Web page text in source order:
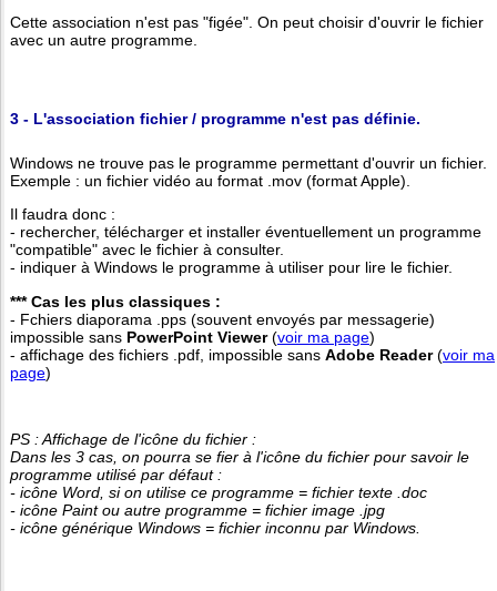
Cette association n'est pas "figée". On peut choisir d'ouvrir le fichier
avec un autre programme.
3 - L'association fichier / programme n'est pas définie.
Windows ne trouve pas le programme permettant d'ouvrir un fichier.
Exemple : un fichier vidéo au format .mov (format Apple).
Il faudra donc :
- rechercher, télécharger et installer éventuellement un programme
"compatible" avec le fichier à consulter.
- indiquer à Windows le programme à utiliser pour lire le fichier.
*** Cas les plus classiques :
- Fchiers diaporama .pps (souvent envoyés par messagerie)
impossible sans PowerPoint Viewer(voir ma page)
- affichage des fichiers .pdf, impossible sans Adobe Reader(voir ma
page)
PS : Affichage de l'icône du fichier :
Dans les 3 cas, on pourra se fier à l'icône du fichier pour savoir le
programme utilisé par défaut :
- icône Word, si on utilise ce programme = fichier texte .doc
- icône Paint ou autre programme = fichier image .jpg
- icône générique Windows = fichier inconnu par Windows.